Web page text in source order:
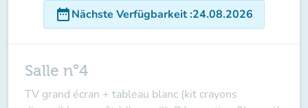
date_rangeNächste Verfügbarkeit:24.08.2026
Salle n°4
TV grand écran + tableau blanc (kit crayons